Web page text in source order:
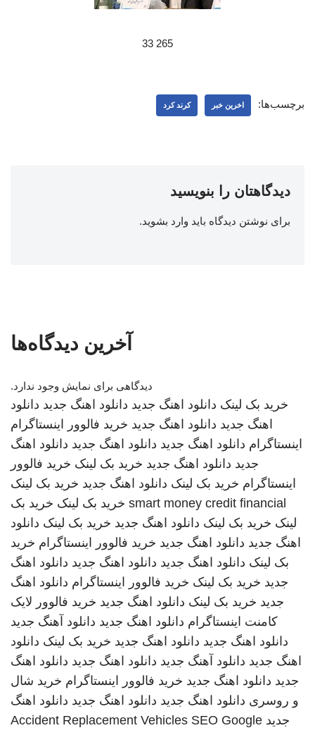
265 33
برچسب‌ها: اخرین خبر کرند کرد
دیدگاهتان را بنویسید
برای نوشتن دیدگاه باید وارد بشوید.
آخرین دیدگاه‌ها
دیدگاهی برای نمایش وجود ندارد.
خرید بک لینک دانلود اهنگ جدید دانلود اهنگ جدید دانلود
اهنگ جدید دانلود اهنگ جدید خرید فالوور اینستاگرام
اینستاگرام دانلود اهنگ جدید دانلود اهنگ جدید دانلود اهنگ
جدید دانلود اهنگ جدید خرید بک لینک خرید فالوور
اینستاگرام خرید بک لینک دانلود اهنگ جدید خرید بک لینک
smart money credit financial خرید بک لینک خرید بک
لینک خرید بک لینک دانلود اهنگ جدید خرید بک لینک دانلود
اهنگ جدید دانلود اهنگ جدید خرید فالوور اینستاگرام خرید
بک لینک دانلود اهنگ جدید دانلود اهنگ جدید دانلود اهنگ
جدید خرید بک لینک خرید فالوور اینستاگرام دانلود اهنگ
جدید خرید بک لینک دانلود اهنگ جدید خرید فالوور لایک
کامنت اینستاگرام دانلود اهنگ جدید دانلود آهنگ جدید
دانلود اهنگ جدید دانلود اهنگ جدید خرید بک لینک دانلود
اهنگ جدید دانلود آهنگ جدید دانلود اهنگ جدید دانلود اهنگ
جدید دانلود اهنگ جدید خرید فالوور اینستاگرام خرید شال
و روسری دانلود اهنگ جدید دانلود اهنگ جدید دانلود اهنگ
جدید
Accident Replacement Vehicles SEO Google